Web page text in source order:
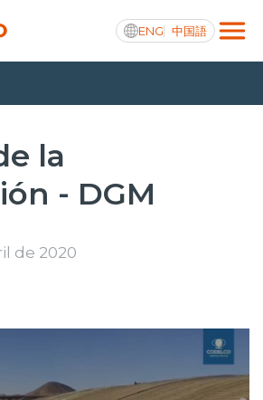
ENG 中国語
la
- DGM
de 2020